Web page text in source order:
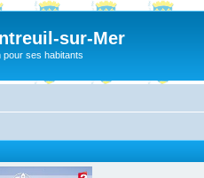
sur-Mer
pour ses habitants